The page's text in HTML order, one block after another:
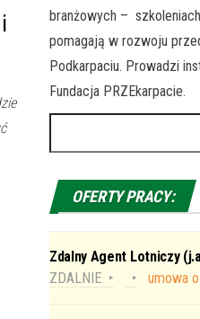
branżowych –
pomagają w rozwoju
Podkarpaciu. Prowadzi
Fundacja PRZEkarpacie.
OFERTY PRACY:
Zdalny Agent Lotniczy
ZDALNIE
umowa